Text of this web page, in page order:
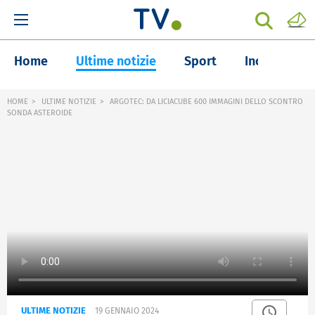
Home Ultime notizie Sport Inchieste
HOME ULTIME NOTIZIE
ARGOTEC: DA LICIACUBE 600 IMMAGINI DELLO SCONTRO
SONDA ASTEROIDE
ULTIME NOTIZIE 19 GENNAIO 2024